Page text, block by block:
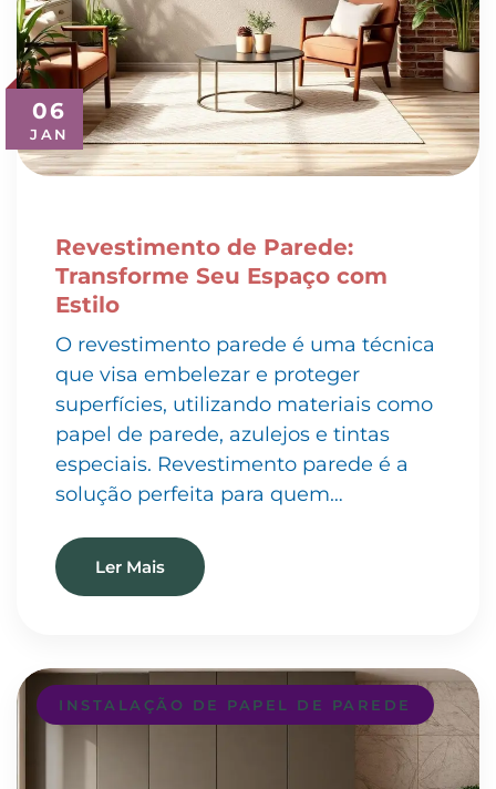
06
JAN
Revestimento de Parede:
Transforme Seu Espaço com
Estilo
O revestimento parede é uma técnica
que visa embelezar e proteger
superfícies, utilizando materiais como
papel de parede, azulejos e tintas
especiais. Revestimento parede é a
solução perfeita para quem…
Ler Mais
INSTALAÇÃO DE PAPEL DE PAREDE